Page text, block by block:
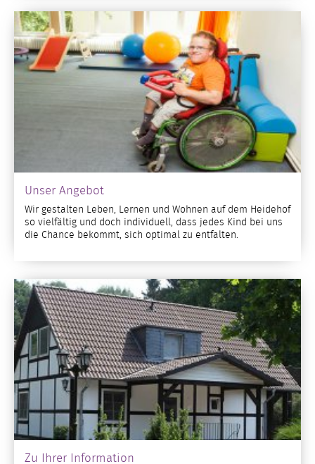
Unser Angebot
Wir gestalten Leben, Lernen und Wohnen auf dem Heidehof
so vielfältig und doch individuell, dass jedes Kind bei uns
die Chance bekommt, sich optimal zu entfalten.
Zu Ihrer Information